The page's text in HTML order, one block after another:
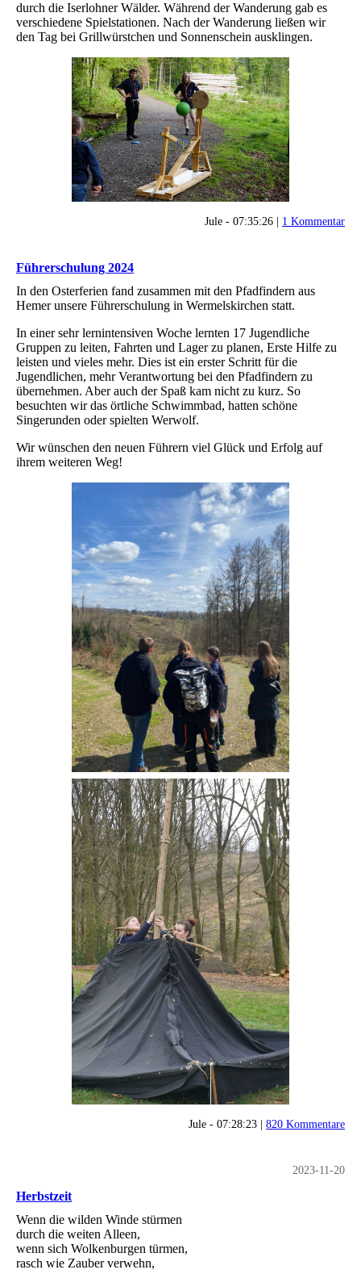
durch die Iserlohner Wälder. Während der Wanderung gab es
verschiedene Spielstationen. Nach der Wanderung ließen wir
den Tag bei Grillwürstchen und Sonnenschein ausklingen.
Jule - 07:35:26 | 1 Kommentar
Führerschulung 2024
In den Osterferien fand zusammen mit den Pfadfindern aus
Hemer unsere Führerschulung in Wermelskirchen statt.
In einer sehr lernintensiven Woche lernten 17 Jugendliche
Gruppen zu leiten, Fahrten und Lager zu planen, Erste Hilfe zu
leisten und vieles mehr. Dies ist ein erster Schritt für die
Jugendlichen, mehr Verantwortung bei den Pfadfindern zu
übernehmen. Aber auch der Spaß kam nicht zu kurz. So
besuchten wir das örtliche Schwimmbad, hatten schöne
Singerunden oder spielten Werwolf.
Wir wünschen den neuen Führern viel Glück und Erfolg auf
ihrem weiteren Weg!
Jule - 07:28:23 | 820 Kommentare
2023-11-20
Herbstzeit
Wenn die wilden Winde stürmen
durch die weiten Alleen,
wenn sich Wolkenburgen türmen,
rasch wie Zauber verwehn,